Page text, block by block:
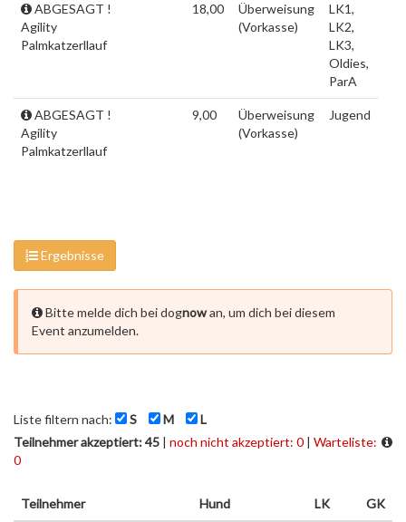
ABGESAGT !
Agility
Palmkatzerllauf
18,00
Überweisung
(Vorkasse)
LK1,
LK2,
LK3,
Oldies,
ParA
ABGESAGT !
Agility
Palmkatzerllauf
9,00
Überweisung
(Vorkasse)
Jugend
Ergebnisse
Bitte melde dich bei dognowan, um dich bei diesem
Event anzumelden.
Liste filtern nach: S M
L
Teilnehmer akzeptiert: 45 | noch nicht akzeptiert: 0 | Warteliste:
0
Teilnehmer Hund LK GK